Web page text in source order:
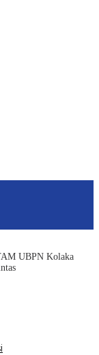
UBPN Kolaka